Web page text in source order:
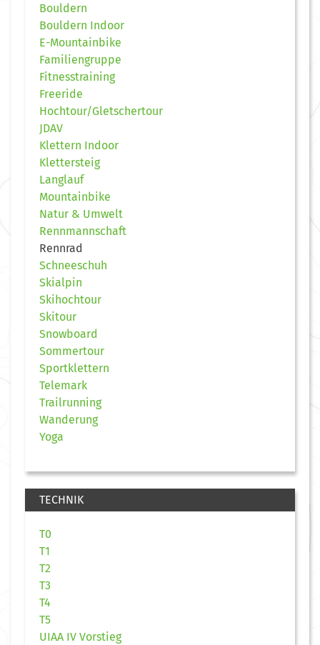
Bouldern
Bouldern Indoor
E-Mountainbike
Familiengruppe
Fitnesstraining
Freeride
Hochtour/Gletschertour
JDAV
Klettern Indoor
Klettersteig
Langlauf
Mountainbike
Natur & Umwelt
Rennmannschaft
Rennrad
Schneeschuh
Skialpin
Skihochtour
Skitour
Snowboard
Sommertour
Sportklettern
Telemark
Trailrunning
Wanderung
Yoga
TECHNIK
T0
T1
T2
T3
T4
T5
UIAA IV Vorstieg